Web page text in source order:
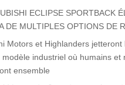
ECLIPSE SPORTBACK
DE MULTIPLES OPTIONS DE
Motors et Highlanders jetteront
modèle industriel où humains et
ensemble